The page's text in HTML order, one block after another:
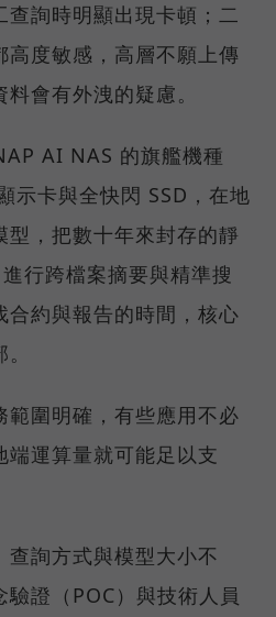
詢時明顯出現卡頓；二
高度敏感，高層不願上傳
會有外洩的疑慮。
AI NAS 的旗艦機種
示卡與全快閃 SSD，在地
，把數十年來封存的靜
行跨檔案摘要與精準搜
約與報告的時間，核心
範圍明確，有些應用不必
運算量就可能足以支
詢方式與模型大小不
證（POC）與技術人員